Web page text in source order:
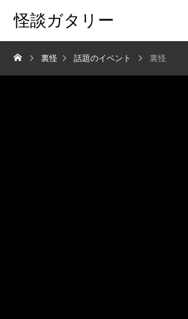
怪談ガタリー
裏怪 話題のイベント 裏怪